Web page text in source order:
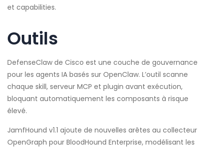
et capabilities.
Outils
DefenseClaw de Cisco est une couche de gouvernance
pour les agents IA basés sur OpenClaw. L’outil scanne
chaque skill, serveur MCP et plugin avant exécution,
bloquant automatiquement les composants à risque
élevé.
JamfHound v1.1 ajoute de nouvelles arêtes au collecteur
OpenGraph pour BloodHound Enterprise, modélisant les